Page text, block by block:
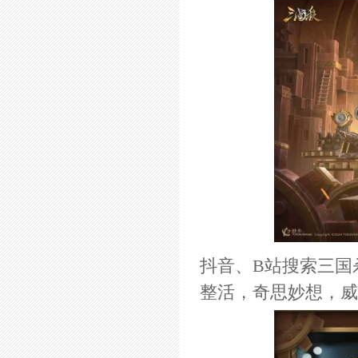
抖音、B站搜索三
整活，奇思妙想，